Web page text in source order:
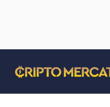
contenuto